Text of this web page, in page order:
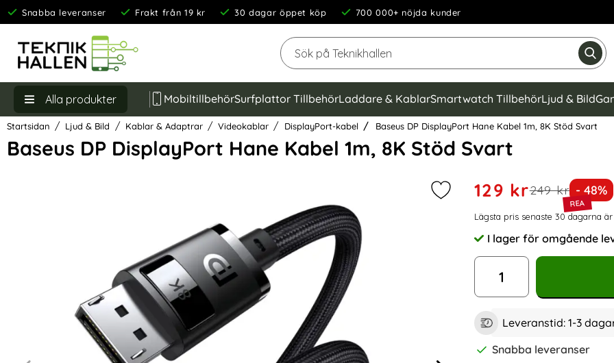
Snabba leveranser Frakt från 19 kr 30 dagar öppet köp 700 000+ nöjda kunder
Sök
Alla produkter MobiltillbehörSurfplattor TillbehörLaddare & KablarSmartwatch TillbehörLjud & Bild
Startsidan Ljud & Bild Kablar & Adaptrar Videokablar DisplayPort-kabel Baseus DP DisplayPort Hane Kabel 1m, 8K Stöd Svart
Baseus DP DisplayPort Hane Kabel 1m, 8K Stöd Svart
Hoppa
över
Markera baseus DP DisplayPort
Handla denna produkt
rea pris
129 krtidigare pris
249 kr Priset
- 48%
Prishistorik
Lägsta pris senaste 30 dagarna
Tillgänglighet:
I lager för omgående
antal
Leveranstid: 1-3
Snabba leveranser